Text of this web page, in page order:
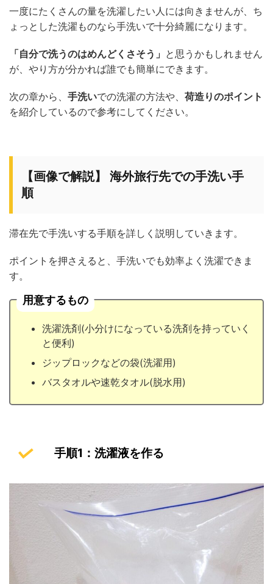
一度にたくさんの量を洗濯したい人には向きませんが、ち
ょっとした洗濯ものなら手洗いで十分綺麗になります。
「自分で洗うのはめんどくさそう」 と思うかもしれません
が、やり方が分かれば誰でも簡単にできます。
次の章から、 手洗いでの洗濯の方法や、 荷造りのポイント
を紹介しているので参考にしてください。
【画像で解説】 海外旅行先での手洗い手
順
滞在先で手洗いする手順を詳しく説明していきます。
ポイントを押さえると、手洗いでも効率よく洗濯できま
す。
用意するもの
洗濯洗剤(小分けになっている洗剤を持っていく
と便利)
ジップロックなどの袋(洗濯用)
バスタオルや速乾タオル(脱水用)
手順1：洗濯液を作る